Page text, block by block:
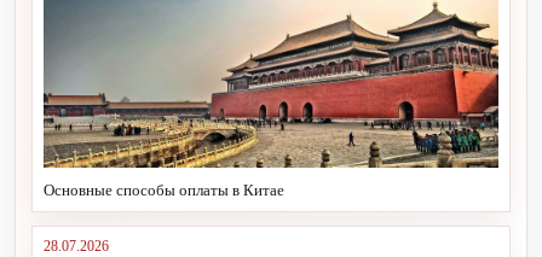
Основные способы оплаты в Китае
28.07.2026